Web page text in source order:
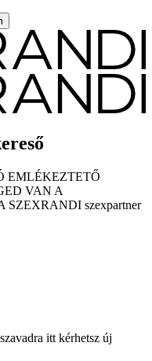
EMLÉKEZTETŐ
VAN A
SZEXRANDI szexpartner
itt kérhetsz új